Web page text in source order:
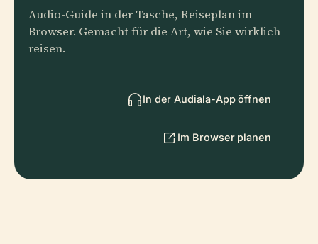
Audio-Guide in der Tasche, Reiseplan im
Browser. Gemacht für die Art, wie Sie wirklich
reisen.
In der Audiala-App öffnen
Im Browser planen